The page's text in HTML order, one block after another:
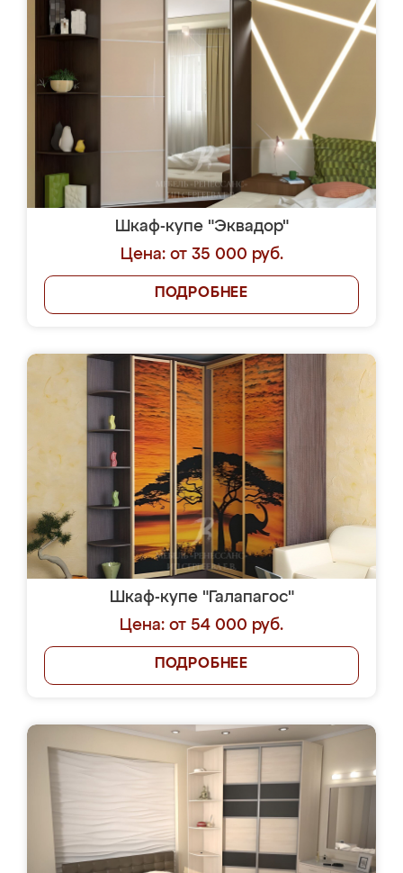
Шкаф-купе "Эквадор"
Цена: от 35 000 руб.
ПОДРОБНЕЕ
Шкаф-купе "Галапагос"
Цена: от 54 000 руб.
ПОДРОБНЕЕ